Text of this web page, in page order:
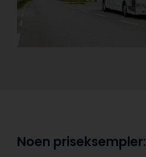
Noen priseksempler: